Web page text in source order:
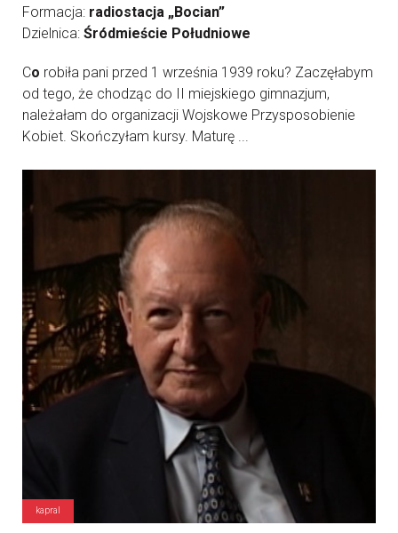
Formacja: radiostacja „Bocian”
Dzielnica: Śródmieście Południowe
Co robiła pani przed 1 września 1939 roku? Zaczęłabym
od tego, że chodząc do II miejskiego gimnazjum,
należałam do organizacji Wojskowe Przysposobienie
Kobiet. Skończyłam kursy. Maturę ...
kapral